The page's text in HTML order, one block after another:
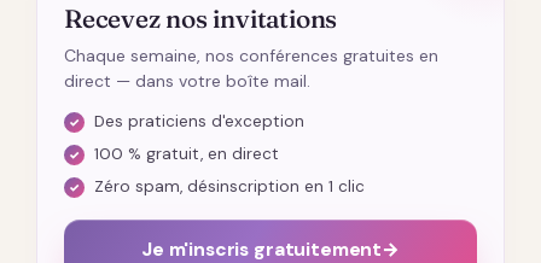
Recevez nos invitations
Chaque semaine, nos conférences gratuites en
direct — dans votre boîte mail.
Des praticiens d'exception
100 % gratuit, en direct
Zéro spam, désinscription en 1 clic
Je m'inscris gratuitement→